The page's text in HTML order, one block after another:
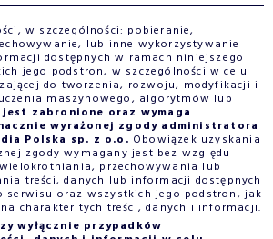
w szczególności: pobieranie,
lub inne wykorzystywanie
dostępnych w ramach niniejszego
jego podstron, w szczególności w celu
do tworzenia, rozwoju, modyfikacji i
maszynowego, algorytmów lub
jest zabronione oraz wymaga
wyrażonej zgody administratora
Polska sp. z o.o. Obowiązek uzyskania
zgody wymagany jest bez względu
przechowywania lub
treści, danych lub informacji dostępnych
serwisu oraz wszystkich jego podstron, jak
charakter tych treści, danych i informacji.
wyłącznie przypadków